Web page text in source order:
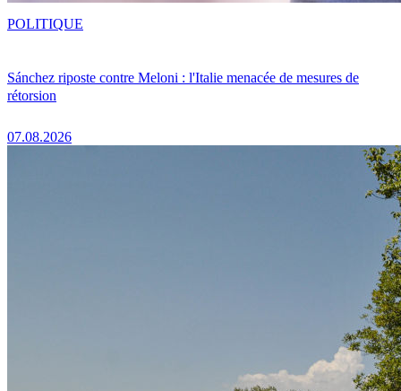
Sánchez riposte contre Meloni : l'Italie menacée de mesures de
rétorsion
07.08.2026
POLITIQUE